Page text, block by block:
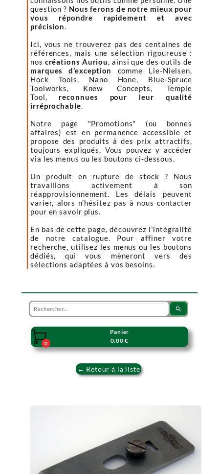
question ? Nous ferons de notre mieux pour
vous répondre rapidement et avec
précision.
Ici, vous ne trouverez pas des centaines de
références, mais une sélection rigoureuse :
nos créations Auriou, ainsi que des outils de
marques d’exception
comme Lie-Nielsen,
Hock Tools, Nano Hone, Blue-Spruce
Toolworks, Knew Concepts, Temple
Tool, reconnues pour leur qualité
irréprochable.
Notre page "Promotions" (ou bonnes
affaires) est en permanence accessible et
propose des produits à des prix attractifs,
toujours expliqués. Vous pouvez y accéder
via les menus ou les boutons ci-dessous.
Un produit en rupture de stock ? Nous
travaillons activement à son
réapprovisionnement. Les délais peuvent
varier, alors n’hésitez pas à nous contacter
pour en savoir plus.
En bas de cette page, découvrez l’intégralité
de notre catalogue. Pour affiner votre
recherche, utilisez les menus ou les boutons
dédiés, qui vous mèneront vers des
sélections adaptées à vos besoins.
search

0
Panier
0.00 €
← Retour à la liste